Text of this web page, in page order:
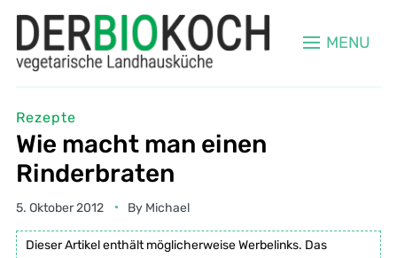
MENU
Rezepte
Wie macht man einen
Rinderbraten
5. Oktober 2012 By Michael
Dieser Artikel enthält möglicherweise Werbelinks. Das